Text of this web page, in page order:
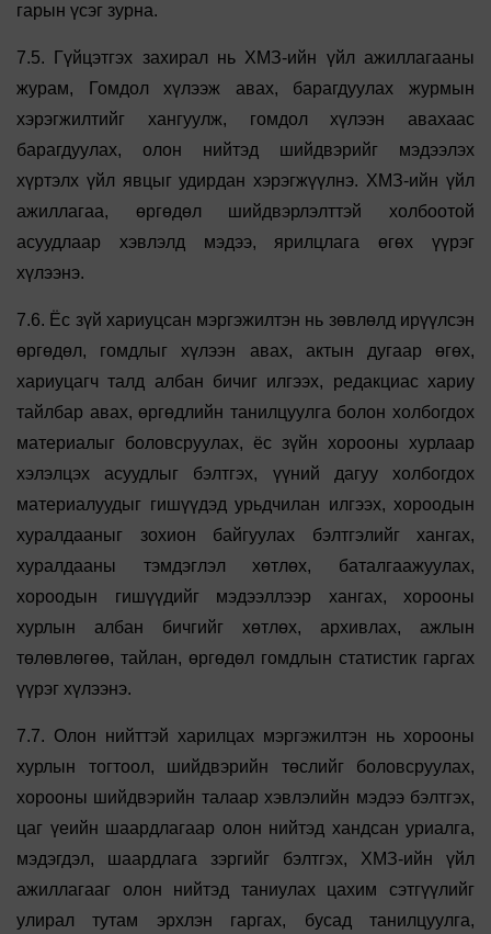
гарын үсэг зурна.
7.5. Гүйцэтгэх захирал нь ХМЗ-ийн үйл ажиллагааны
журам, Гомдол хүлээж авах, барагдуулах журмын
хэрэгжилтийг хангуулж, гомдол хүлээн авахаас
барагдуулах, олон нийтэд шийдвэрийг мэдээлэх
хүртэлх үйл явцыг удирдан хэрэгжүүлнэ. ХМЗ-ийн үйл
ажиллагаа, өргөдөл шийдвэрлэлттэй холбоотой
асуудлаар хэвлэлд мэдээ, ярилцлага өгөх үүрэг
хүлээнэ.
7.6. Ёс зүй хариуцсан мэргэжилтэн нь зөвлөлд ирүүлсэн
өргөдөл, гомдлыг хүлээн авах, актын дугаар өгөх,
хариуцагч талд албан бичиг илгээх, редакциас хариу
тайлбар авах, өргөдлийн танилцуулга болон холбогдох
материалыг боловсруулах, ёс зүйн хорооны хурлаар
хэлэлцэх асуудлыг бэлтгэх, үүний дагуу холбогдох
материалуудыг гишүүдэд урьдчилан илгээх, хороодын
хуралдааныг зохион байгуулах бэлтгэлийг хангах,
хуралдааны тэмдэглэл хөтлөх, баталгаажуулах,
хороодын гишүүдийг мэдээллээр хангах, хорооны
хурлын албан бичгийг хөтлөх, архивлах, ажлын
төлөвлөгөө, тайлан, өргөдөл гомдлын статистик гаргах
үүрэг хүлээнэ.
7.7. Олон нийттэй харилцах мэргэжилтэн нь хорооны
хурлын тогтоол, шийдвэрийн төслийг боловсруулах,
хорооны шийдвэрийн талаар хэвлэлийн мэдээ бэлтгэх,
цаг үеийн шаардлагаар олон нийтэд хандсан уриалга,
мэдэгдэл, шаардлага зэргийг бэлтгэх, ХМЗ-ийн үйл
ажиллагааг олон нийтэд таниулах цахим сэтгүүлийг
улирал тутам эрхлэн гаргах, бусад танилцуулга,